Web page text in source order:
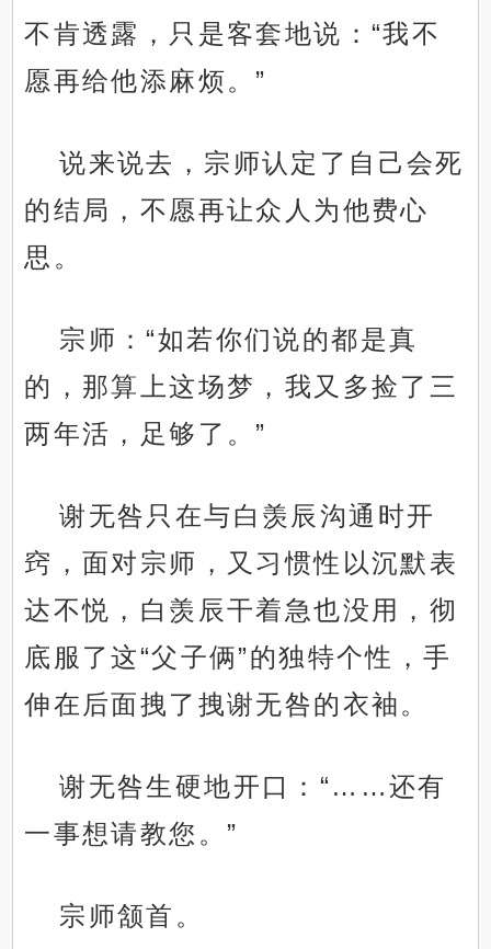
不肯透露，只是客套地说：“我不
愿再给他添麻烦。”
说来说去，宗师认定了自己会死
的结局，不愿再让众人为他费心
思。
宗师：“如若你们说的都是真
的，那算上这场梦，我又多捡了三
两年活，足够了。”
谢无咎只在与白羡辰沟通时开
窍，面对宗师，又习惯性以沉默表
达不悦，白羡辰干着急也没用，彻
底服了这“父子俩”的独特个性，手
伸在后面拽了拽谢无咎的衣袖。
谢无咎生硬地开口：“……还有
一事想请教您。”
宗师颔首。